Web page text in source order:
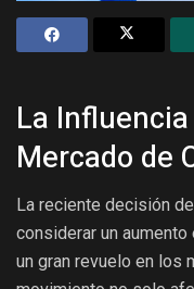
La
Mercado de
La reciente decisión
considerar un
un gran revuelo en los